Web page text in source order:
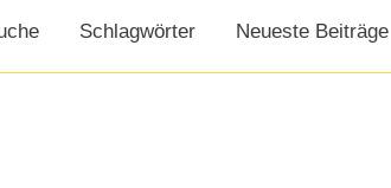
Schlagwörter Neueste Beiträge